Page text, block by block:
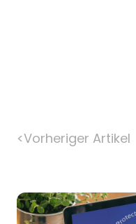
<Vorheriger Artikel